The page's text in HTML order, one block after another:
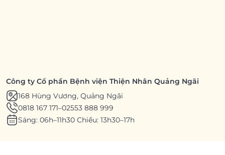
Công ty Cổ phần Bệnh viện Thiện Nhân Quảng Ngãi
168 Hùng Vương, Quảng Ngãi
0818 167 171–02553 888 999
Sáng: 06h–11h30 Chiều: 13h30–17h